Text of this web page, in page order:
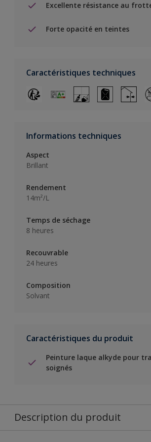
Excellente résistance au
Forte opacité en teintes
Caractéristiques techniques
Informations techniques
Aspect
Brillant
Rendement
14m²/L
Temps de séchage
8 heures
Recouvrable
24 heures
Composition
Solvant
Caractéristiques du produit
Peinture laque alkyde pour
soignés
Description du produit